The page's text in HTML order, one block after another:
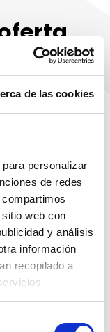
de las cookies
personalizar
de redes
web con
y análisis
información
recopilado a
una gama de
lo que